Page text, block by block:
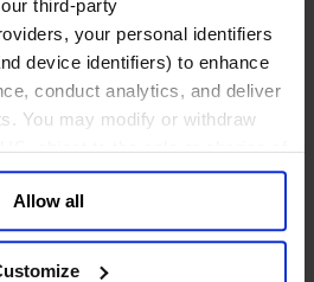
third-party
your personal identifiers
device identifiers) to enhance
conduct analytics, and deliver
You may modify or withdraw
object to the sale or sharing of
by clicking “Do Not
Information” in the footer of
out of each device and each
and retention terms
Allow all
队